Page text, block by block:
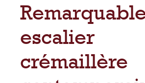
escalier
crémaillère